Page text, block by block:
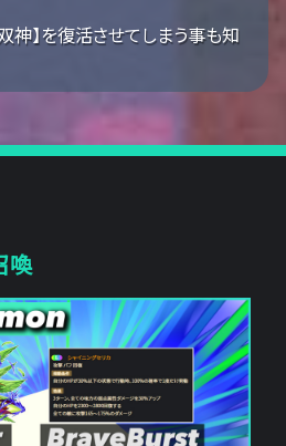
神】を復活させてしまう事も知
喚